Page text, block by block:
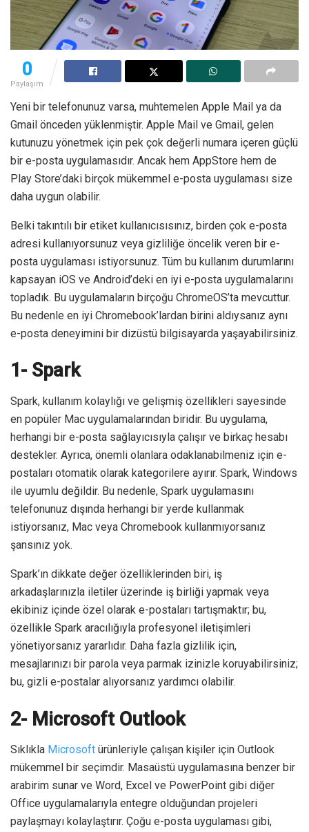
0
Paylaşım
Yeni bir telefonunuz varsa, muhtemelen Apple Mail ya da
Gmail önceden yüklenmiştir. Apple Mail ve Gmail, gelen
kutunuzu yönetmek için pek çok değerli numara içeren güçlü
bir e-posta uygulamasıdır. Ancak hem AppStore hem de
Play Store’daki birçok mükemmel e-posta uygulaması size
daha uygun olabilir.
Belki takıntılı bir etiket kullanıcısısınız, birden çok e-posta
adresi kullanıyorsunuz veya gizliliğe öncelik veren bir e-
posta uygulaması istiyorsunuz. Tüm bu kullanım durumlarını
kapsayan iOS ve Android’deki en iyi e-posta uygulamalarını
topladık. Bu uygulamaların birçoğu ChromeOS’ta mevcuttur.
Bu nedenle en iyi Chromebook’lardan birini aldıysanız aynı
e-posta deneyimini bir dizüstü bilgisayarda yaşayabilirsiniz.
1- Spark
Spark, kullanım kolaylığı ve gelişmiş özellikleri sayesinde
en popüler Mac uygulamalarından biridir. Bu uygulama,
herhangi bir e-posta sağlayıcısıyla çalışır ve birkaç hesabı
destekler. Ayrıca, önemli olanlara odaklanabilmeniz için e-
postaları otomatik olarak kategorilere ayırır. Spark, Windows
ile uyumlu değildir. Bu nedenle, Spark uygulamasını
telefonunuz dışında herhangi bir yerde kullanmak
istiyorsanız, Mac veya Chromebook kullanmıyorsanız
şansınız yok.
Spark’ın dikkate değer özelliklerinden biri, iş
arkadaşlarınızla iletiler üzerinde iş birliği yapmak veya
ekibiniz içinde özel olarak e-postaları tartışmaktır; bu,
özellikle Spark aracılığıyla profesyonel iletişimleri
yönetiyorsanız yararlıdır. Daha fazla gizlilik için,
mesajlarınızı bir parola veya parmak izinizle koruyabilirsiniz;
bu, gizli e-postalar alıyorsanız yardımcı olabilir.
2- Microsoft Outlook
Sıklıkla Microsoft ürünleriyle çalışan kişiler için Outlook
mükemmel bir seçimdir. Masaüstü uygulamasına benzer bir
arabirim sunar ve Word, Excel ve PowerPoint gibi diğer
Office uygulamalarıyla entegre olduğundan projeleri
paylaşmayı kolaylaştırır. Çoğu e-posta uygulaması gibi,